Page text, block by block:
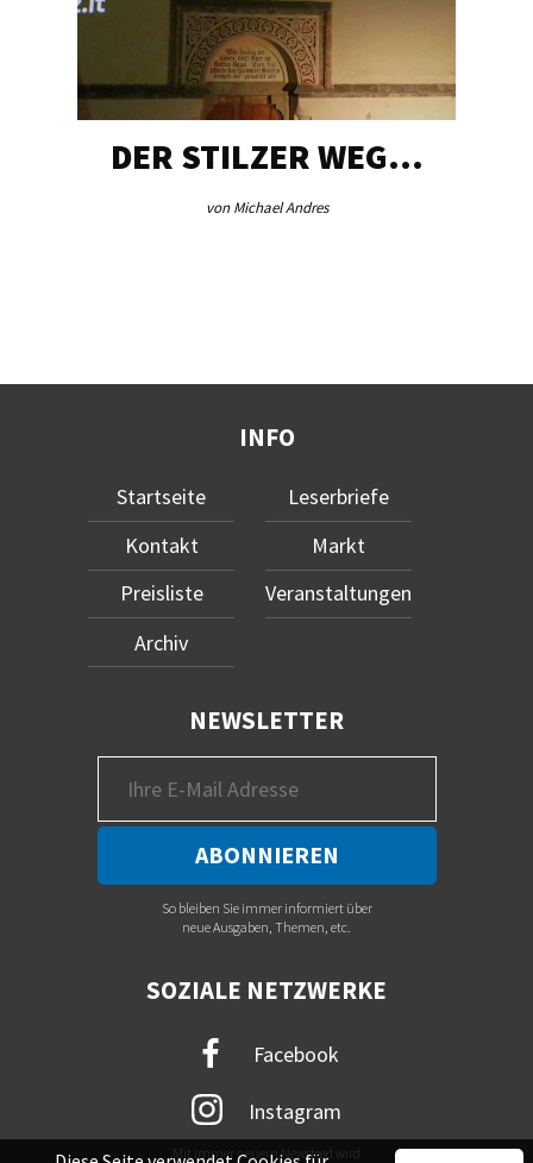
DER STILZER WEG…
von Michael Andres
INFO
Startseite
Kontakt
Preisliste
Archiv
Leserbriefe
Markt
Veranstaltungen
NEWSLETTER
So bleiben Sie immer informiert über
neue Ausgaben, Themen, etc.
SOZIALE NETZWERKE
Facebook
Instagram
Mit immer neuem Newsfeed wird